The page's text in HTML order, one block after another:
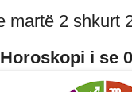
martë 2 shkurt
Horoskopi i se